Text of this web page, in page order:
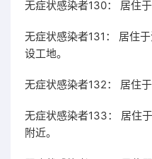
无症状感染者130： 居住
无症状感染者131： 居住
设工地。
无症状感染者132： 居住
无症状感染者133： 居住
附近。